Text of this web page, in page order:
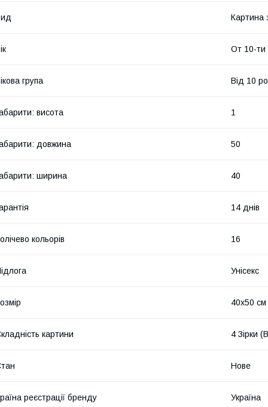
Картина
От 10-ти
група Від 10
висота 1
довжина 50
ширина 40
14 днів
кольорів 16
Унісекс
40х50 см
картини 4 Зірки
Нове
реєстрації бренду Україна